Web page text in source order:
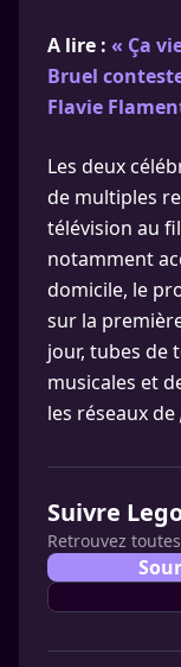
A lire : « Ça
Bruel
Flavie
Les deux
de multiples
télévision au
notamment
domicile, le
sur la
jour, tubes de
musicales et
les réseaux de
Suivre
Retrouvez